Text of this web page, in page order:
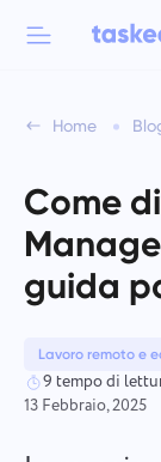
Home
Come
guida
Lavoro remoto e
9 tempo di
13 Febbraio, 2025
Scopri di più
Vedi tutte le
Tempo
Monitora il
Per squadre
Industrie